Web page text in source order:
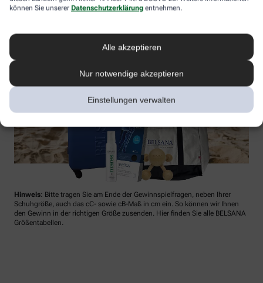
können Sie unserer Datenschutzerklärung entnehmen.
Alle akzeptieren
Nur notwendige akzeptieren
Einstellungen verwalten
Hinweis: Bitte tragen Sie am Ende der Gewinnspielfragen, neben Ihrer
Schuhgröße, auch das cC- sowie cB-Maß in cm ein. So können wir Ihnen
den Gewinn in der richtigen Größe zusenden. Hier finden Sie alle BELSANA
Größentabellen.